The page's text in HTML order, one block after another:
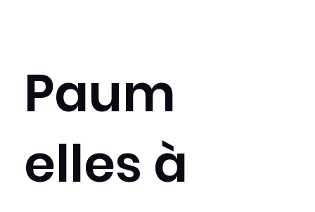
Paum
elles à